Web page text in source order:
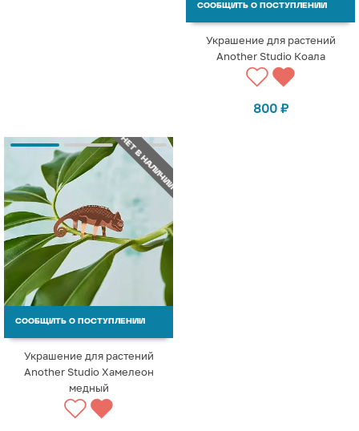
СООБЩИТЬ О ПОСТУПЛЕНИИ
Украшение для растений
Another Studio Коала
800 ₽
НЕТ В НАЛИЧИИ
СООБЩИТЬ О ПОСТУПЛЕНИИ
Украшение для растений
Another Studio Хамелеон
медный